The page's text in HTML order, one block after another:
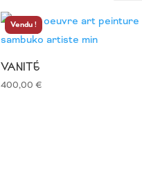
Vendu !
VANITÉ
400,00 €